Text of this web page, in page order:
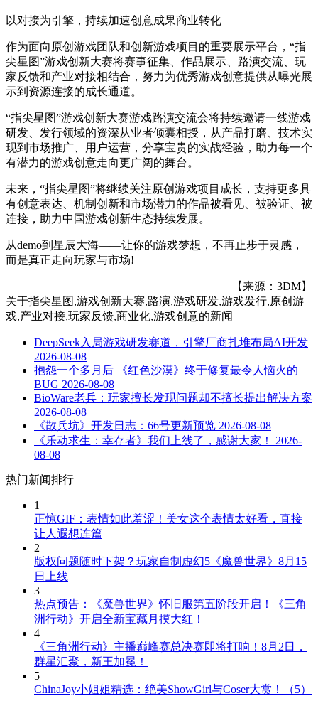
以对接为引擎，持续加速创意成果商业转化
作为面向原创游戏团队和创新游戏项目的重要展示平台，“指
尖星图”游戏创新大赛将赛事征集、作品展示、路演交流、玩
家反馈和产业对接相结合，努力为优秀游戏创意提供从曝光展
示到资源连接的成长通道。
“指尖星图”游戏创新大赛游戏路演交流会将持续邀请一线游戏
研发、发行领域的资深从业者倾囊相授，从产品打磨、技术实
现到市场推广、用户运营，分享宝贵的实战经验，助力每一个
有潜力的游戏创意走向更广阔的舞台。
未来，“指尖星图”将继续关注原创游戏项目成长，支持更多具
有创意表达、机制创新和市场潜力的作品被看见、被验证、被
连接，助力中国游戏创新生态持续发展。
从demo到星辰大海——让你的游戏梦想，不再止步于灵感，
而是真正走向玩家与市场!
【来源：3DM】
关于指尖星图,游戏创新大赛,路演,游戏研发,游戏发行,原创游
戏,产业对接,玩家反馈,商业化,游戏创意的新闻
DeepSeek入局游戏研发赛道，引擎厂商扎堆布局AI开发
2026-08-08
抱怨一个多月后 《红色沙漠》终于修复最令人恼火的
BUG 2026-08-08
BioWare老兵：玩家擅长发现问题却不擅长提出解决方案
2026-08-08
《散兵坑》开发日志：66号更新预览 2026-08-08
《乐动求生：幸存者》我们上线了，感谢大家！
2026-
08-08
热门新闻排行
1
正惊GIF：表情如此羞涩！美女这个表情太好看，直接
让人遐想连篇
2
版权问题随时下架？玩家自制虚幻5《魔兽世界》8月15
日上线
3
热点预告：《魔兽世界》怀旧服第五阶段开启！《三角
洲行动》开启全新宝藏月摸大红！
4
《三角洲行动》主播巅峰赛总决赛即将打响！8月2日，
群星汇聚，新王加冕！
5
ChinaJoy小姐姐精选：绝美ShowGirl与Coser大赏！（5）